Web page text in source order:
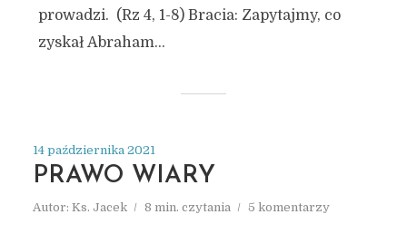
prowadzi. (Rz 4, 1-8) Bracia: Zapytajmy, co
zyskał Abraham...
14 października 2021
PRAWO WIARY
Autor: Ks. Jacek 8 min. czytania 5 komentarzy